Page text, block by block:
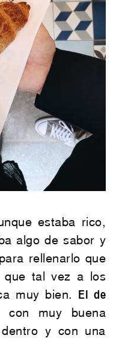
estaba rico,
algo de sabor y
rellenarlo que
que tal vez a los
muy bien. El de
con muy buena
y con una